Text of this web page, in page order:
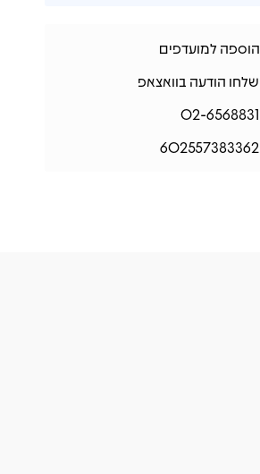
הוספה למועדפים
שלחו הודעה בוואצאפ
02-6568831
602557383362